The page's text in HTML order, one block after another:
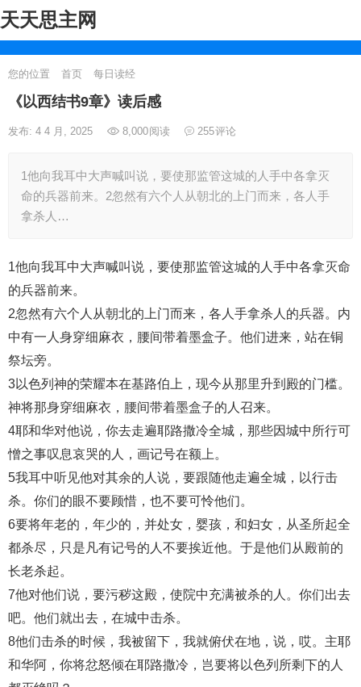
天天思主网
您的位置 首页 每日读经
《以西结书9章》读后感
发布: 4 4 月, 2025 8,000阅读 255评论
1他向我耳中大声喊叫说，要使那监管这城的人手中各拿灭
命的兵器前来。2忽然有六个人从朝北的上门而来，各人手
拿杀人…
1他向我耳中大声喊叫说，要使那监管这城的人手中各拿灭命
的兵器前来。
2忽然有六个人从朝北的上门而来，各人手拿杀人的兵器。内
中有一人身穿细麻衣，腰间带着墨盒子。他们进来，站在铜
祭坛旁。
3以色列神的荣耀本在基路伯上，现今从那里升到殿的门槛。
神将那身穿细麻衣，腰间带着墨盒子的人召来。
4耶和华对他说，你去走遍耶路撒冷全城，那些因城中所行可
憎之事叹息哀哭的人，画记号在额上。
5我耳中听见他对其余的人说，要跟随他走遍全城，以行击
杀。你们的眼不要顾惜，也不要可怜他们。
6要将年老的，年少的，并处女，婴孩，和妇女，从圣所起全
都杀尽，只是凡有记号的人不要挨近他。于是他们从殿前的
长老杀起。
7他对他们说，要污秽这殿，使院中充满被杀的人。你们出去
吧。他们就出去，在城中击杀。
8他们击杀的时候，我被留下，我就俯伏在地，说，哎。主耶
和华阿，你将忿怒倾在耶路撒冷，岂要将以色列所剩下的人